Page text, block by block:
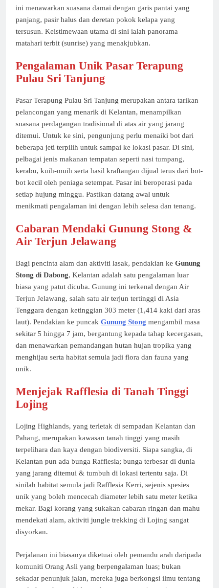
ini menawarkan suasana damai dengan garis pantai yang
panjang, pasir halus dan deretan pokok kelapa yang
tersusun. Keistimewaan utama di sini ialah panorama
matahari terbit (sunrise) yang menakjubkan.
Pengalaman Unik Pasar Terapung
Pulau Sri Tanjung
Pasar Terapung Pulau Sri Tanjung merupakan antara tarikan
pelancongan yang menarik di Kelantan, menampilkan
suasana perdagangan tradisional di atas air yang jarang
ditemui. Untuk ke sini, pengunjung perlu menaiki bot dari
beberapa jeti terpilih untuk sampai ke lokasi pasar. Di sini,
pelbagai jenis makanan tempatan seperti nasi tumpang,
kerabu, kuih-muih serta hasil kraftangan dijual terus dari bot-
bot kecil oleh peniaga setempat. Pasar ini beroperasi pada
setiap hujung minggu. Pastikan datang awal untuk
menikmati pengalaman ini dengan lebih selesa dan tenang.
Cabaran Mendaki Gunung Stong &
Air Terjun Jelawang
Bagi pencinta alam dan aktiviti lasak, pendakian ke Gunung
Stong di Dabong, Kelantan adalah satu pengalaman luar
biasa yang patut dicuba. Gunung ini terkenal dengan Air
Terjun Jelawang, salah satu air terjun tertinggi di Asia
Tenggara dengan ketinggian 303 meter (1,414 kaki dari aras
laut). Pendakian ke puncak Gunung Stong mengambil masa
sekitar 5 hingga 7 jam, bergantung kepada tahap kecergasan,
dan menawarkan pemandangan hutan hujan tropika yang
menghijau serta habitat semula jadi flora dan fauna yang
unik.
Menjejak Rafflesia di Tanah Tinggi
Lojing
Lojing Highlands, yang terletak di sempadan Kelantan dan
Pahang, merupakan kawasan tanah tinggi yang masih
terpelihara dan kaya dengan biodiversiti. Siapa sangka, di
Kelantan pun ada bunga Rafflesia; bunga terbesar di dunia
yang jarang ditemui & tumbuh di lokasi tertentu saja. Di
sinilah habitat semula jadi Rafflesia Kerri, sejenis spesies
unik yang boleh mencecah diameter lebih satu meter ketika
mekar. Bagi korang yang sukakan cabaran ringan dan mahu
mendekati alam, aktiviti jungle trekking di Lojing sangat
disyorkan.
Perjalanan ini biasanya diketuai oleh pemandu arah daripada
komuniti Orang Asli yang berpengalaman luas; bukan
sekadar penunjuk jalan, mereka juga berkongsi ilmu tentang